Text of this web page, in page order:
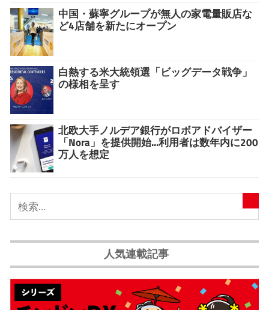
中国・蘇寧グループが無人の家電量販店な
ど4店舗を新たにオープン
白熱する米大統領選「ビッグデータ戦争」
の様相を呈す
北欧大手ノルデア銀行がロボアドバイザー
「Nora」を提供開始...利用者は数年内に200
万人を想定
人気連載記事